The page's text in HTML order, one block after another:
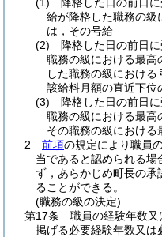
給が降格した職務の級
は，その号給
(2)
降格した日の前日
職務の級における最高
した職務の級におけ
該給料月額の直近下位
(3)
降格した日の前日
職務の級における最高
その職務の級における
2
前項の規定により職員
当であると認められる場
ず，あらかじめ町長の承
ることができる。
(職務の級の決定)
第17条
職員の経験年数
掲げる必要経験年数又は